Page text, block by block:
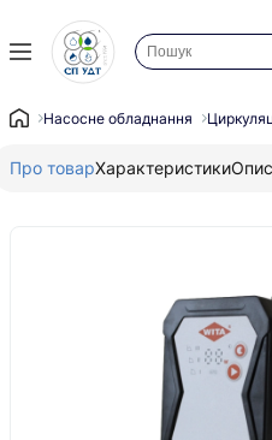
Насосне обладнання
Про товарХарактеристикиОпис